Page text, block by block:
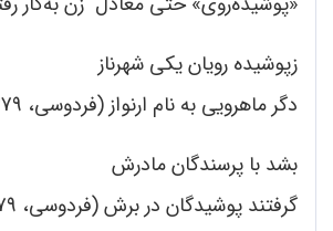
زپوشیده رویان یکی شهرناز
دگر ماهرویی به نام ارنواز (فردوسی، 1379، ج2: 35)
بشد با پرسندگان مادرش
گرفتند پوشیدگان در برش (فردوسی، 1379، ج2: 604)